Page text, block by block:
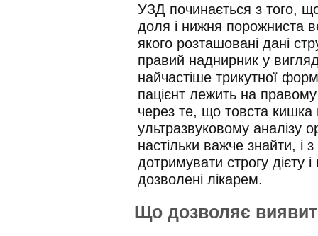
УЗД починається з того,
доля і нижня порожниста
якого розташовані дані
правий наднирник у
найчастіше трикутної
пацієнт лежить на
через те, що товста
ультразвуковому аналізу
настільки важче знайти, і з
дотримувати строгу дієту
дозволені лікарем.
Що дозволяє